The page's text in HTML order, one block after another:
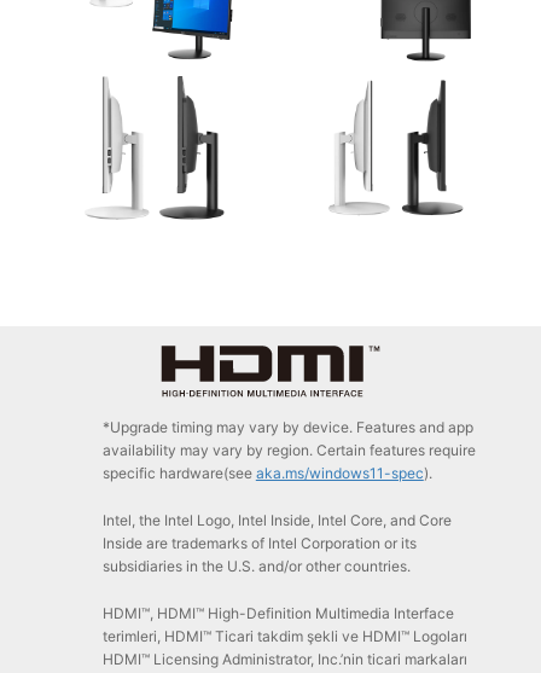
*Upgrade timing may vary by device. Features and app
availability may vary by region. Certain features require
specific hardware(see aka.ms/windows11-spec).
Intel, the Intel Logo, Intel Inside, Intel Core, and Core
Inside are trademarks of Intel Corporation or its
subsidiaries in the U.S. and/or other countries.
HDMI™, HDMI™ High-Definition Multimedia Interface
terimleri, HDMI™ Ticari takdim şekli ve HDMI™ Logoları
HDMI™ Licensing Administrator, Inc.’nin ticari markaları